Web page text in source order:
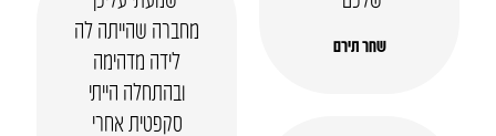
שחר תירם
מחברה שהייתה לה
לידה מדהימה
ובהתחלה הייתי
סקפטית אחרי